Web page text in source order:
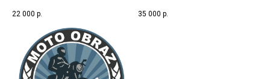
22 000 р. 35 000 р.